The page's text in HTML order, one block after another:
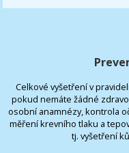
Celkové vyšetření v
pokud nemáte žádné
osobní anamnézy, kontrola
měření krevního tlaku a
tj. vyšetření